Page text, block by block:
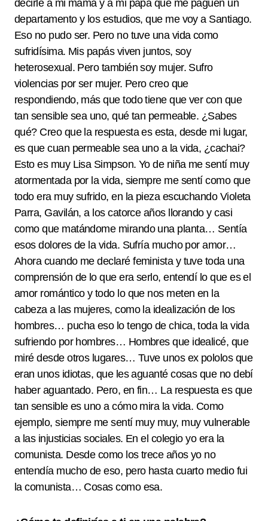
decirle a mi mamá y a mi papá que me paguen un
departamento y los estudios, que me voy a Santiago.
Eso no pudo ser. Pero no tuve una vida como
sufridísima. Mis papás viven juntos, soy
heterosexual. Pero también soy mujer. Sufro
violencias por ser mujer. Pero creo que
respondiendo, más que todo tiene que ver con que
tan sensible sea uno, qué tan permeable. ¿Sabes
qué? Creo que la respuesta es esta, desde mi lugar,
es que cuan permeable sea uno a la vida, ¿cachai?
Esto es muy Lisa Simpson. Yo de niña me sentí muy
atormentada por la vida, siempre me sentí como que
todo era muy sufrido, en la pieza escuchando Violeta
Parra, Gavilán, a los catorce años llorando y casi
como que matándome mirando una planta… Sentía
esos dolores de la vida. Sufría mucho por amor…
Ahora cuando me declaré feminista y tuve toda una
comprensión de lo que era serlo, entendí lo que es el
amor romántico y todo lo que nos meten en la
cabeza a las mujeres, como la idealización de los
hombres… pucha eso lo tengo de chica, toda la vida
sufriendo por hombres… Hombres que idealicé, que
miré desde otros lugares… Tuve unos ex pololos que
eran unos idiotas, que les aguanté cosas que no debí
haber aguantado. Pero, en fin… La respuesta es que
tan sensible es uno a cómo mira la vida. Como
ejemplo, siempre me sentí muy muy, muy vulnerable
a las injusticias sociales. En el colegio yo era la
comunista. Desde como los trece años yo no
entendía mucho de eso, pero hasta cuarto medio fui
la comunista… Cosas como esa.